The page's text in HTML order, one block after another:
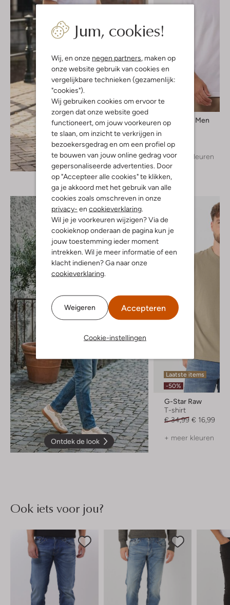
Jum, cookies!
Wij, en onze negen partners , maken op
onze website gebruik van cookies en
vergelijkbare technieken (gezamenlijk:
"cookies").
Wij gebruiken cookies om ervoor te
zorgen dat onze website goed
functioneert, om jouw voorkeuren op
te slaan, om inzicht te verkrijgen in
bezoekersgedrag en om een profiel op
te bouwen van jouw online gedrag voor
gepersonaliseerde advertenties. Door
op "Accepteer alle cookies" te klikken,
ga je akkoord met het gebruik van alle
cookies zoals omschreven in onze
privacy- en cookieverklaring
Wil je je voorkeuren wijzigen? Via de
cookieknop onderaan de pagina kun je
jouw toestemming ieder moment
intrekken. Wil je meer informatie of een
klacht indienen? Ga naar onze
cookieverklaring
Weigeren Accepteren
Cookie-instellingen
Ontdek de look
Selected Men
T-shirt
+ meer kleuren
Ontdek de look
Laatste items
-50%
G-Star Raw
T-shirt
€ 34,99 € 16,99
+ meer kleuren
Ook iets voor jou?